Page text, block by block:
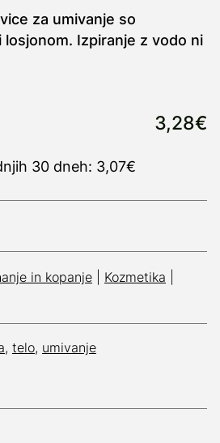
za umivanje so
Izpiranje z vodo ni
3,28€
30 dneh: 3,07€
in kopanje Kozmetika
, telo, umivanje